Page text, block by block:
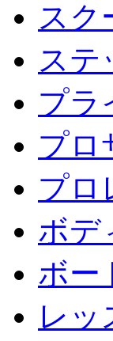
スク
ステ
プラ
プロ
プロ
ボデ
ボー
レッ